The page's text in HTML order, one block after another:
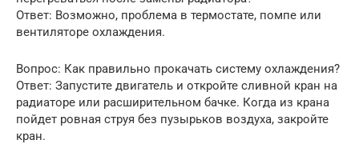
Ответ: Возможно, проблема в термостате, помпе или
вентиляторе охлаждения.
Вопрос: Как правильно прокачать систему охлаждения?
Ответ: Запустите двигатель и откройте сливной кран на
радиаторе или расширительном бачке. Когда из крана
пойдет ровная струя без пузырьков воздуха, закройте
кран.